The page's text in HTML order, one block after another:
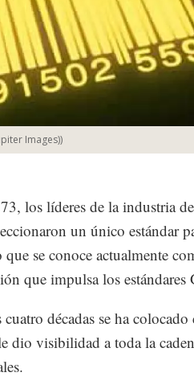
Images))
los líderes de la industria
un único estándar
que se conoce actualmente
que impulsa los estándares
décadas se ha
dio visibilidad a toda la